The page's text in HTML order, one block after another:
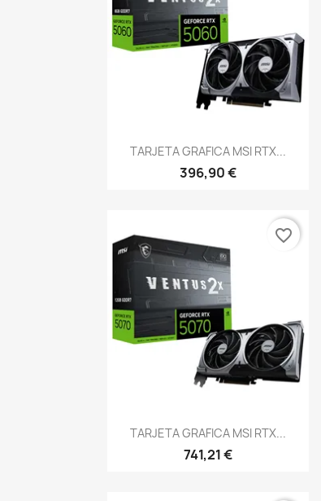
Vista rápida
TARJETA GRAFICA MSI RTX...
396,90 €
Vista rápida
TARJETA GRAFICA MSI RTX...
741,21 €
favorite_border